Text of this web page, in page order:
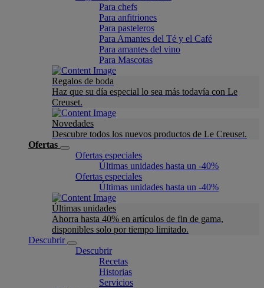
Para chefs
Para anfitriones
Para pasteleros
Para Amantes del Té y el Café
Para amantes del vino
Para Mascotas
Regalos de boda
Haz que su día especial lo sea más todavía con Le
Creuset.
Novedades
Descubre todos los nuevos productos de Le Creuset.
Ofertas
Ofertas especiales
Últimas unidades hasta un -40%
Ofertas especiales
Últimas unidades hasta un -40%
Últimas unidades
Ahorra hasta 40% en artículos de fin de gama,
disponibles solo por tiempo limitado.
Descubrir
Descubrir
Recetas
Historias
Servicios